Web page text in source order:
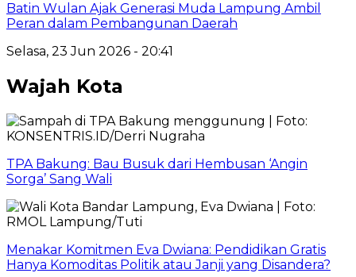
Batin Wulan Ajak Generasi Muda Lampung Ambil
Peran dalam Pembangunan Daerah
Selasa, 23 Jun 2026 - 20:41
Wajah Kota
TPA Bakung: Bau Busuk dari Hembusan ‘Angin
Sorga’ Sang Wali
Menakar Komitmen Eva Dwiana: Pendidikan Gratis
Hanya Komoditas Politik atau Janji yang Disandera?